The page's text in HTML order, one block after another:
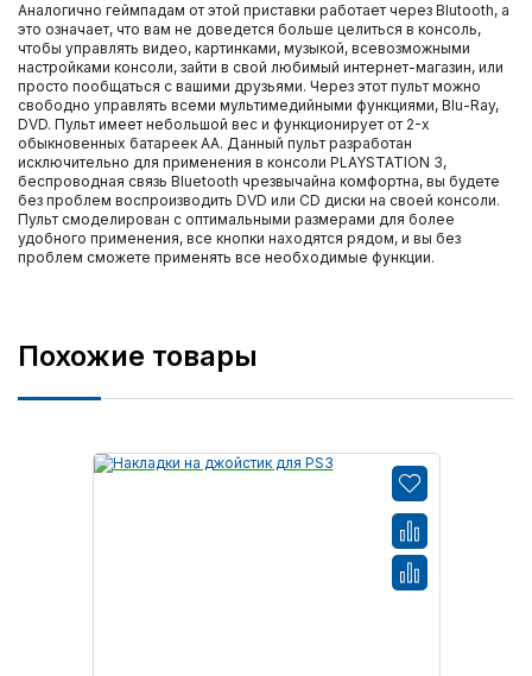
Аналогично геймпадам от этой приставки работает через Blutooth, а
это означает, что вам не доведется больше целиться в консоль,
чтобы управлять видео, картинками, музыкой, всевозможными
настройками консоли, зайти в свой любимый интернет-магазин, или
просто пообщаться с вашими друзьями. Через этот пульт можно
свободно управлять всеми мультимедийными функциями, Blu-Ray,
DVD. Пульт имеет небольшой вес и функционирует от 2-х
обыкновенных батареек АА. Данный пульт разработан
исключительно для применения в консоли PLAYSTATION 3,
беспроводная связь Bluetooth чрезвычайна комфортна, вы будете
без проблем воспроизводить DVD или CD диски на своей консоли.
Пульт смоделирован с оптимальными размерами для более
удобного применения, все кнопки находятся рядом, и вы без
проблем сможете применять все необходимые функции.
Похожие товары